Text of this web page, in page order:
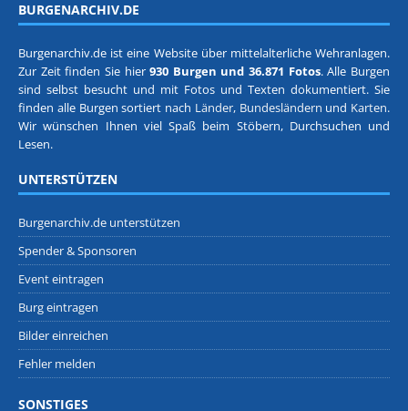
BURGENARCHIV.DE
Burgenarchiv.de ist eine Website über mittelalterliche Wehranlagen.
Zur Zeit finden Sie hier930 Burgen und 36.871 Fotos. Alle Burgen
sind selbst besucht und mit Fotos und Texten dokumentiert. Sie
finden alle Burgen sortiert nach Länder, Bundesländern und Karten.
Wir wünschen Ihnen viel Spaß beim Stöbern, Durchsuchen und
Lesen.
UNTERSTÜTZEN
Burgenarchiv.de unterstützen
Spender & Sponsoren
Event eintragen
Burg eintragen
Bilder einreichen
Fehler melden
SONSTIGES